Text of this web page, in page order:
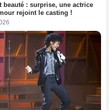
beauté : surprise, une actrice
rejoint le casting !